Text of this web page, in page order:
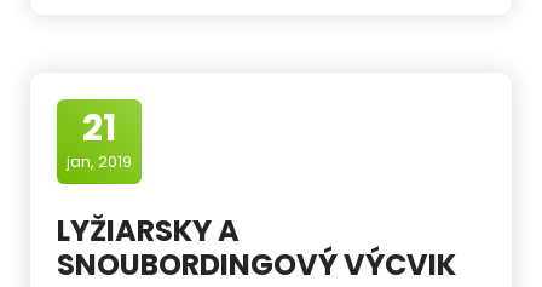
21
jan, 2019
LYŽIARSKY A
SNOUBORDINGOVÝ VÝCVIK